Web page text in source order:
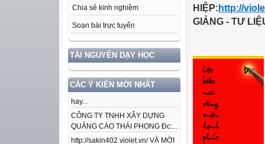
Chia sẻ kinh nghiệm
Soạn bài trực tuyến
TÀI NGUYÊN DẠY HỌC
CÁC Ý KIẾN MỚI NHẤT
hay...
CÔNG TY TNHH XÂY DỰNG
QUẢNG CÁO THÁI PHONG Đc:...
http://sakin402.violet.vn/ VÀ MỜI
HIỆP: http://
GIẢNG - TƯ